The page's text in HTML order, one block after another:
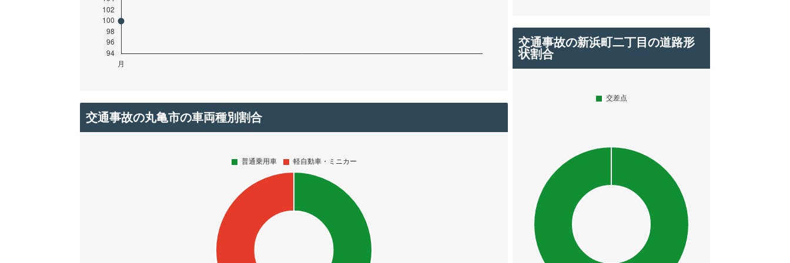
交通事故の丸亀市の車両種別割合
交通事故の新浜町二丁目の道路形
状割合